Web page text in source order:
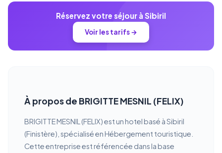
Réservez votre séjour à Sibiril
Voir les tarifs →
À propos de BRIGITTE MESNIL (FELIX)
BRIGITTE MESNIL (FELIX) est un hotel basé à Sibiril
(Finistère), spécialisé en Hébergement touristique.
Cette entreprise est référencée dans la base